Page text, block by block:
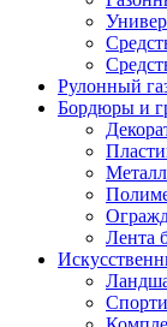
Рулонный
Бордюры и
Лента